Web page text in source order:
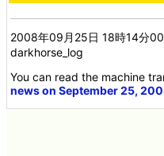
2008年09月25日 18時14分
darkhorse_log
You can read the machine
news on September 25,